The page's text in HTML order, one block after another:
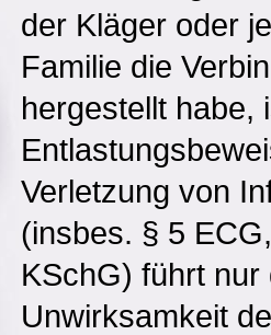
der Kläger oder
Familie die
hergestellt habe,
Verletzung von
(insbes. § 5
KSchG) führt nur
Unwirksamkeit